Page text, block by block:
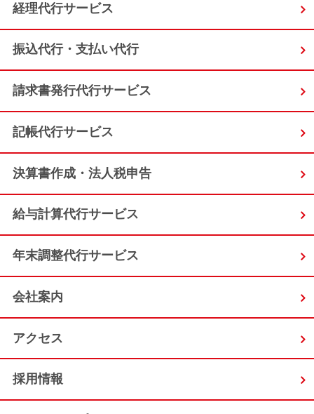
経理代行サービス
振込代行・支払い代行
請求書発行代行サービス
記帳代行サービス
決算書作成・法人税申告
給与計算代行サービス
年末調整代行サービス
会社案内
アクセス
採用情報